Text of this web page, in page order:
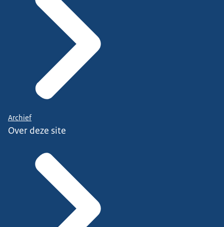
Archief
Over deze site